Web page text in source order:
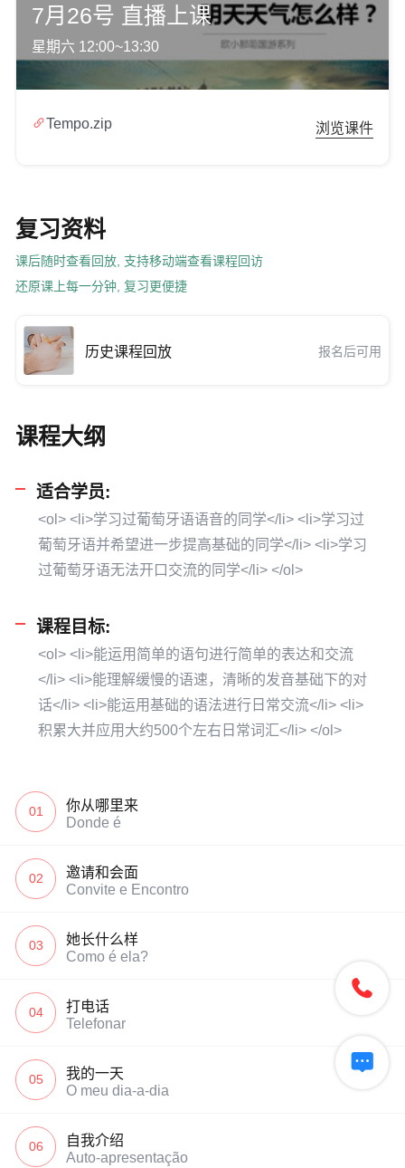
7月26号 直播上课
星期六 12:00~13:30
Tempo.zip 浏览课件
复习资料
课后随时查看回放, 支持移动端查看课程回访
还原课上每一分钟, 复习更便捷
历史课程回放 报名后可用
课程大纲
适合学员:
<ol> <li>学习过葡萄牙语语音的同学</li> <li>学习过
葡萄牙语并希望进一步提高基础的同学</li> <li>学习
过葡萄牙语无法开口交流的同学</li> </ol>
课程目标:
<ol> <li>能运用简单的语句进行简单的表达和交流
</li> <li>能理解缓慢的语速，清晰的发音基础下的对
话</li> <li>能运用基础的语法进行日常交流</li> <li>
积累大并应用大约500个左右日常词汇</li> </ol>
01
你从哪里来
Donde é
02
邀请和会面
Convite e Encontro
03
她长什么样
Como é ela?
04
打电话
Telefonar
05
我的一天
O meu dia-a-dia
06
自我介绍
Auto-apresentação

